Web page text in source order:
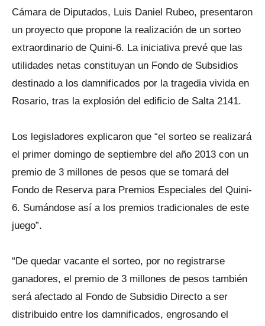
Cámara de Diputados, Luis Daniel Rubeo, presentaron
un proyecto que propone la realización de un sorteo
extraordinario de Quini-6. La iniciativa prevé que las
utilidades netas constituyan un Fondo de Subsidios
destinado a los damnificados por la tragedia vivida en
Rosario, tras la explosión del edificio de Salta 2141.
Los legisladores explicaron que “el sorteo se realizará
el primer domingo de septiembre del año 2013 con un
premio de 3 millones de pesos que se tomará del
Fondo de Reserva para Premios Especiales del Quini-
6. Sumándose así a los premios tradicionales de este
juego”.
“De quedar vacante el sorteo, por no registrarse
ganadores, el premio de 3 millones de pesos también
será afectado al Fondo de Subsidio Directo a ser
distribuido entre los damnificados, engrosando el